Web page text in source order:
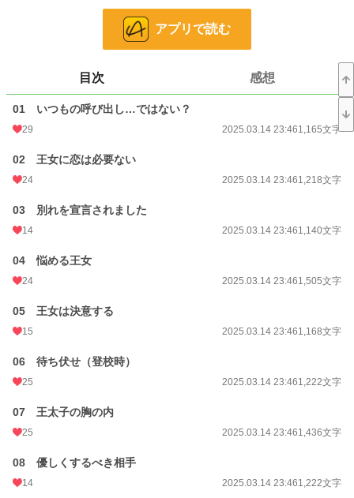
王太子は何を考えているのだろう…
手紙を読んでピウスは決意する。
卒業までの6日間で王太子を振り向かせると…
な？
護衛に翻弄されながらも王太子を振り向かせようと頑張るピウス。
王太子の寵愛を受けている男爵令嬢は余裕顔だったが次第に危機感を感じ始め
る…
＊性的な会話が少しあります
＊別タイトルで他サイトにも投稿しています
＊本作品の無断転載・AI学習への利用を禁止します。
小説 228,743 位 / 228,743 件
お気に入り 120
アプリで読む
目次 感想
01 いつもの呼び出し…ではない？
29 2025.03.14 23:461,165文字
02 王女に恋は必要ない
24 2025.03.14 23:461,218文字
03 別れを宣言されました
14 2025.03.14 23:461,140文字
04 悩める王女
24 2025.03.14 23:461,505文字
05 王女は決意する
15 2025.03.14 23:461,168文字
06 待ち伏せ（登校時）
25 2025.03.14 23:461,222文字
07 王太子の胸の内
25 2025.03.14 23:461,436文字
08 優しくするべき相手
14 2025.03.14 23:461,222文字